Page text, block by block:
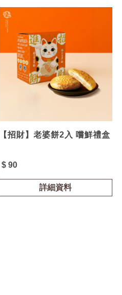
【招財】老婆餅2入 嚐鮮禮盒
$ 90
詳細資料